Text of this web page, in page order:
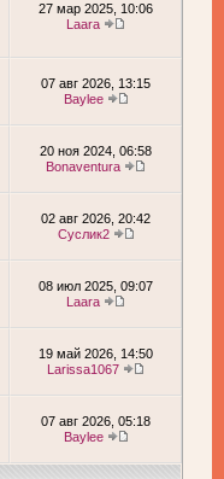
27 мар 2025, 10:06
Laara
07 авг 2026, 13:15
Baylee
20 ноя 2024, 06:58
Bonaventura
02 авг 2026, 20:42
Суслик2
08 июл 2025, 09:07
Laara
19 май 2026, 14:50
Larissa1067
07 авг 2026, 05:18
Baylee